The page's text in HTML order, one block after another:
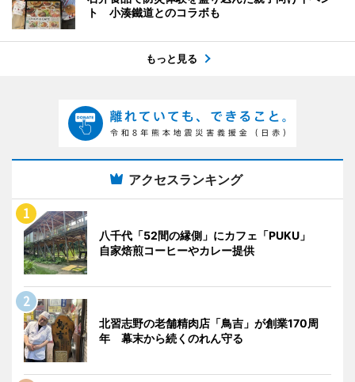
ト 小湊鐵道とのコラボも
もっと見る
アクセスランキング
八千代「52間の縁側」にカフェ「PUKU」
自家焙煎コーヒーやカレー提供
北習志野の老舗精肉店「鳥吉」が創業170周
年 幕末から続くのれん守る